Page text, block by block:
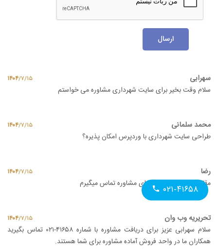
ارسال
سهرابی ۱۴۰۴/۷/۱۵
سلام وقت بخیر برای سایت شهرداری مشاوره می خواستم
محمد سلمانی ۱۴۰۴/۷/۱۵
طراحی سایت شهرداری با وردپرس امکان پذیره؟
رضا ۱۴۰۴/۷/۱۵
مقاله خوبی بود ممنون برای مشاوره تماس میگیرم
تحریریه وب وان ۱۴۰۴/۷/۱۵
سلام سهرابی عزیز برای دریافت مشاوره با شماره ۴۱۶۵۸-۰۲۱ تماس بگیرید
همکاران ما در واحد فروش آماده مشاوره برای شما هستند.
۰۲۱-۴۱۶۵۸